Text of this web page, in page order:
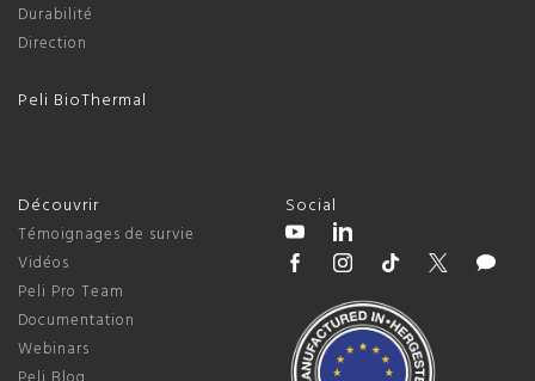
Durabilité
Direction
Peli BioThermal
Découvrir
Témoignages de survie
Vidéos
Peli Pro Team
Documentation
Webinars
Social